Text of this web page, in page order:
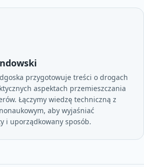
przygotowuje treści o drogach
aspektach przemieszczania
Łączymy wiedzę techniczną z
aby wyjaśniać
i uporządkowany sposób.